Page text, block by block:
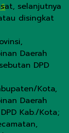
selanjutnya
disingkat
Daerah
DPD
Kota,
Daerah
Kab./Kota;